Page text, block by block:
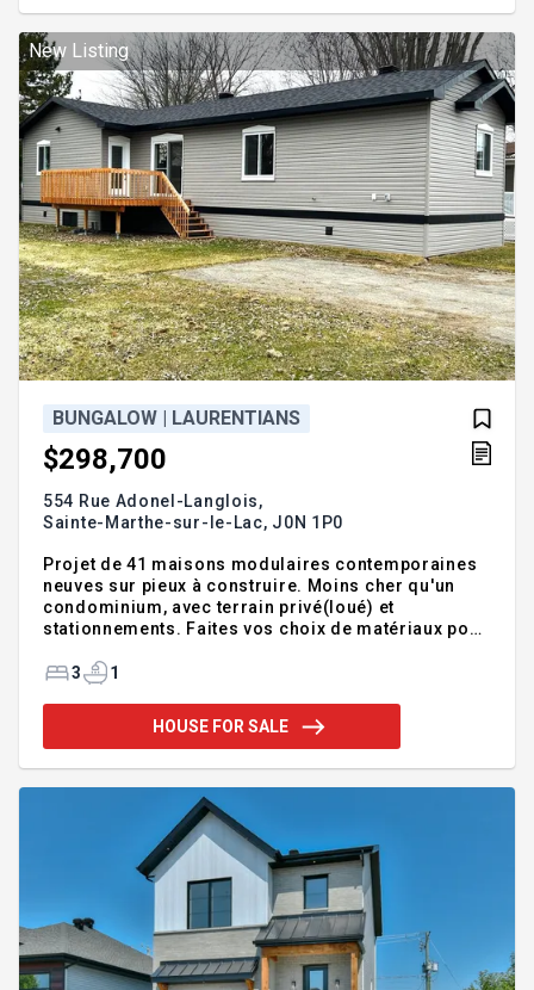
magnifique maison mobile disposant de 2
chambres et d'un bureau, situé dans une r
New Listing
BUNGALOW | LAURENTIANS
$298,700
554 Rue Adonel-Langlois,
Sainte-Marthe-sur-le-Lac, J0N 1P0
Projet de 41 maisons modulaires contemporaines
neuves sur pieux à construire. Moins cher qu'un
condominium, avec terrain privé(loué) et
stationnements. Faites vos choix de matériaux pour
ainsi que les comptoirs et armoires de cuisine et
l'eau, écoles, accès rapide a l'autoroute et train de
banlieu(REM). Idéal comme pied-à-terre et/ou
pour le modèle 20 x 60. SVP prévoir 150 jours pour
3 1
HOUSE FOR SALE